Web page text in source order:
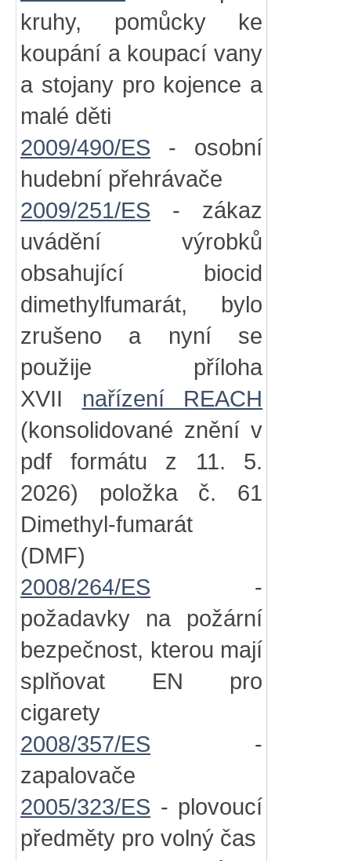
kruhy, pomůcky ke
koupání a koupací vany
a stojany pro kojence a
malé děti
2009/490/ES - osobní
hudební přehrávače
2009/251/ES - zákaz
uvádění výrobků
obsahující biocid
dimethylfumarát, bylo
zrušeno a nyní se
použije příloha
XVII nařízení REACH
(konsolidované znění v
pdf formátu z 11. 5.
2026) položka č. 61
Dimethyl-fumarát
(DMF)
2008/264/ES -
požadavky na požární
bezpečnost, kterou mají
splňovat EN pro
cigarety
2008/357/ES -
zapalovače
2005/323/ES - plovoucí
předměty pro volný čas